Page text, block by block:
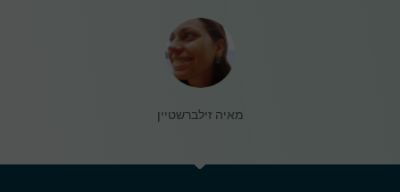
מאיה זילברשטיין